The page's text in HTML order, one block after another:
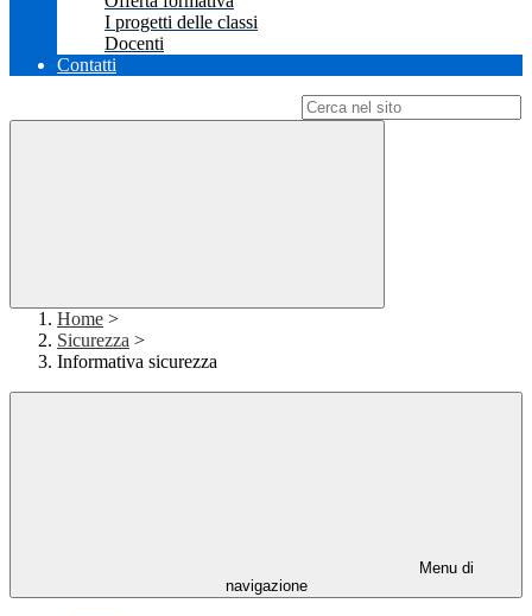
I progetti delle classi
Docenti
Contatti
Home >
Sicurezza >
Informativa sicurezza
Menu di
navigazione